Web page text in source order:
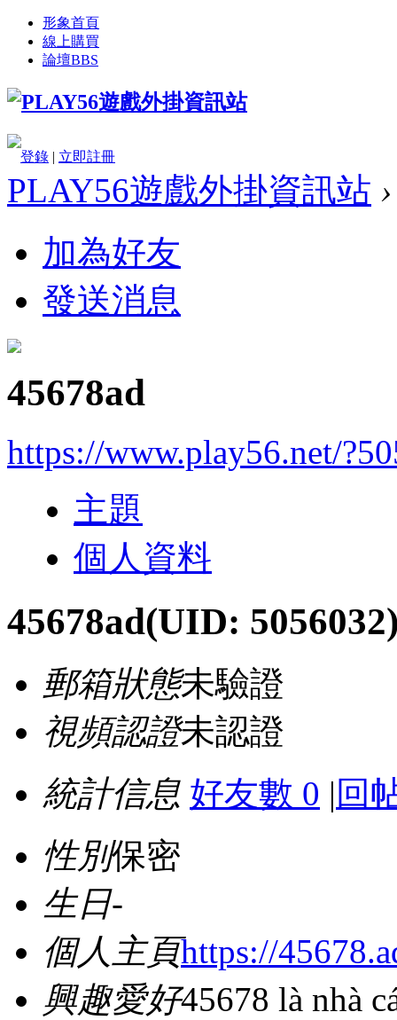
形象首頁
線上購買
論壇BBS
登錄 | 立即註冊
PLAY56遊戲外掛資訊站 ›
加為好友
發送消息
45678ad
https://www.play56.net/
主題
個人資料
45678ad(UID:
郵箱狀態未驗證
視頻認證未認證
統計信息 好友數 0 | 回
性別保密
生日-
個人主頁https://
興趣愛好45678 là nhà